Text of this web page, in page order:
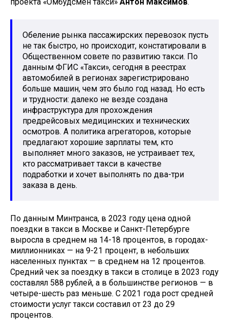
Обеление рынка пассажирских перевозок пусть
не так быстро, но происходит, констатировали в
Общественном совете по развитию такси. По
данным ФГИС «Такси», сегодня в реестрах
автомобилей в регионах зарегистрировано
больше машин, чем это было год назад. Но есть
и трудности: далеко не везде создана
инфраструктура для прохождения
предрейсовых медицинских и технических
осмотров. А политика агрегаторов, которые
предлагают хорошие зарплаты тем, кто
выполняет много заказов, не устраивает тех,
кто рассматривает такси в качестве
подработки и хочет выполнять по два-три
заказа в день.
По данным Минтранса, в 2023 году цена одной
поездки в такси в Москве и Санкт-Петербурге
выросла в среднем на 14-18 процентов, в городах-
миллионниках — на 9-21 процент, в небольших
населенных пунктах — в среднем на 12 процентов.
Средний чек за поездку в такси в столице в 2023 году
составлял 588 рублей, а в большинстве регионов — в
четыре-шесть раз меньше. С 2021 года рост средней
стоимости услуг такси составил от 23 до 29
процентов.